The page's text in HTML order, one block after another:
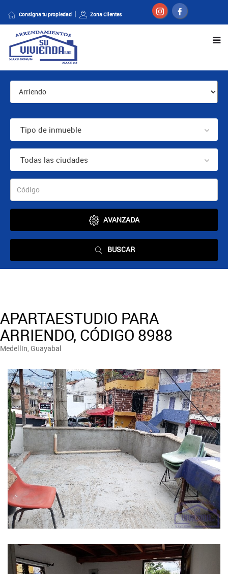
Consigna tu propiedad Zona Clientes
Tipo de inmueble
Todas las ciudades
AVANZADA
BUSCAR
APARTAESTUDIO PARA
ARRIENDO, CÓDIGO 8988
Medellín, Guayabal